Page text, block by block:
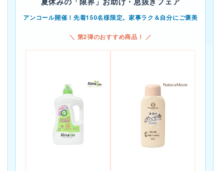
アンコール開催！先着150名様限定。家事ラク＆自分にご褒美
＼ 第2弾のおすすめ商品！ ／